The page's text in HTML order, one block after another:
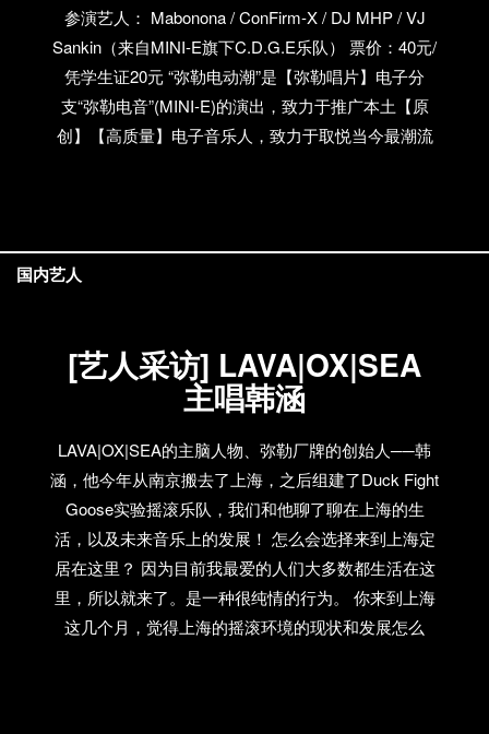
么？他们的来头是他们的妈? 他们是学校里的坏学生，
以及长头发的乐队仔？ 不完全对。…
参演艺人： Mabonona / ConFirm-X / DJ MHP / VJ
Sankin（来自MINI-E旗下C.D.G.E乐队） 票价：40元/
凭学生证20元 “弥勒电动潮”是【弥勒唱片】电子分
支“弥勒电音”(MINI-E)的演出，致力于推广本土【原
创】【高质量】电子音乐人，致力于取悦当今最潮流
11：30到1点多的Party，由MINI-E旗下艺人DJ（以保
证最深刻的音乐品质）。MINI-E目前旗下艺人包括
http://www.douban.com/label/mini-e 基努·里维斯跃起
半空，突然停滞，而后一记完美的旋风腿扫向敌手；
洒地后仰避过。 暗夜。手依然像在老情人身上滑动般
地熟练游走于键盘；马莉和威瑞克在网络上再次相
见，她领受了让自己兴奋不已的使命。自由区悬浮于
大西洋之上，这是一个在全球文化的汇流处被冲刷的
大城。 。。。。。。 对不起，以上只是电影描述。
啊。。。我们又一次惆怅，“只是一部电影。。。”
No!!! 其实，现实中的赛博朋克(Cyberpunk
[艺人采访] LAVA|OX|SEA
主唱韩涵
LAVA|OX|SEA的主脑人物、弥勒厂牌的创始人──韩
涵，他今年从南京搬去了上海，之后组建了Duck Fight
Goose实验摇滚乐队，我们和他聊了聊在上海的生
活，以及未来音乐上的发展！ 怎么会选择来到上海定
居在这里？ 因为目前我最爱的人们大多数都生活在这
里，所以就来了。是一种很纯情的行为。 你来到上海
这几个月，觉得上海的摇滚环境的现状和发展怎么
国内艺人